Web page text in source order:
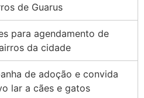
de Guarus
para agendamento de
da cidade
de adoção e convida
lar a cães e gatos